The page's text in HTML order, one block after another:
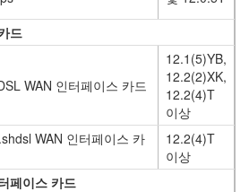
드
WAN 인터페이스 카드
12.1(5)YB,
12.2(2)XK,
12.2(4)T
이상
WAN 인터페이스 카
12.2(4)T
이상
페이스 카드